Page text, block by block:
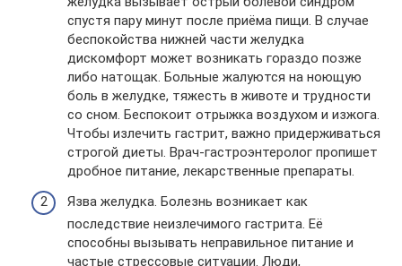
спустя пару минут после приёма пищи. В случае
беспокойства нижней части желудка
дискомфорт может возникать гораздо позже
либо натощак. Больные жалуются на ноющую
боль в желудке, тяжесть в животе и трудности
со сном. Беспокоит отрыжка воздухом и изжога.
Чтобы излечить гастрит, важно придерживаться
строгой диеты. Врач-гастроэнтеролог пропишет
дробное питание, лекарственные препараты.
Язва желудка. Болезнь возникает как
последствие неизлечимого гастрита. Её
способны вызывать неправильное питание и
частые стрессовые ситуации. Люди,